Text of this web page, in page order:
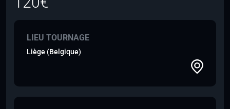
LIEU TOURNAGE
Liège (Belgique)